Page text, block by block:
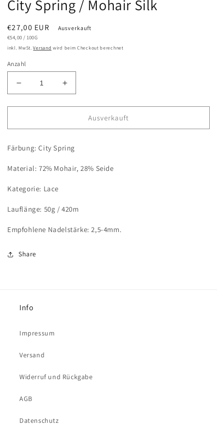
City Spring / Mohair Silk
Normaler
Preis
€27,00 EUR
GRUNDPREIS
€54,00 / PRO
100G
Ausverkauft
inkl. MwSt.Versand wird beim Checkout berechnet
Anzahl
Verringere
die
Menge
City
/
Silk
Erhöhe
die
Menge
City
/
Silk
Ausverkauft
Färbung: City Spring
Material: 72% Mohair, 28% Seide
Kategorie: Lace
Lauflänge: 50g / 420m
Empfohlene Nadelstärke: 2,5-4mm.
Share
Info
Impressum
Versand
Widerruf und Rückgabe
AGB
Datenschutz